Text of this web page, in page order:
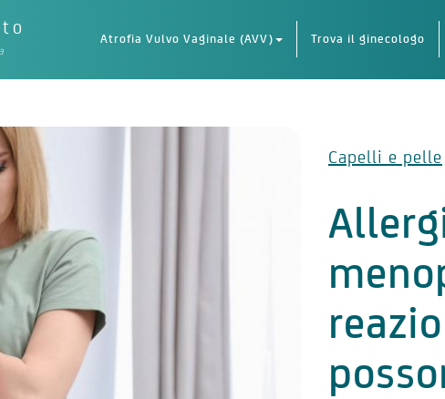
Atrofia Vulvo Vaginale (AVV) Trova il ginecologo
Capelli e pelle